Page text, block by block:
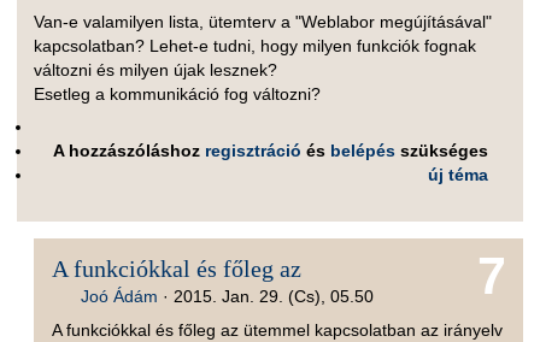
Van-e valamilyen lista, ütemterv a "Weblabor megújításával"
kapcsolatban? Lehet-e tudni, hogy milyen funkciók fognak
változni és milyen újak lesznek?
Esetleg a kommunikáció fog változni?
A hozzászóláshoz regisztráció és belépés szükséges
új téma
7
A funkciókkal és főleg az
Joó Ádám · 2015. Jan. 29. (Cs), 05.50
A funkciókkal és főleg az ütemmel kapcsolatban az irányelv